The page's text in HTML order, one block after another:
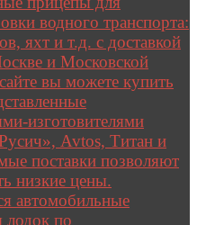
водного транспорта:
яхт и т.д. с доставкой
и Московской
вы можете купить
изготовителями
Avtos, Титан и
поставки позволяют
низкие цены.
автомобильные
лодок по